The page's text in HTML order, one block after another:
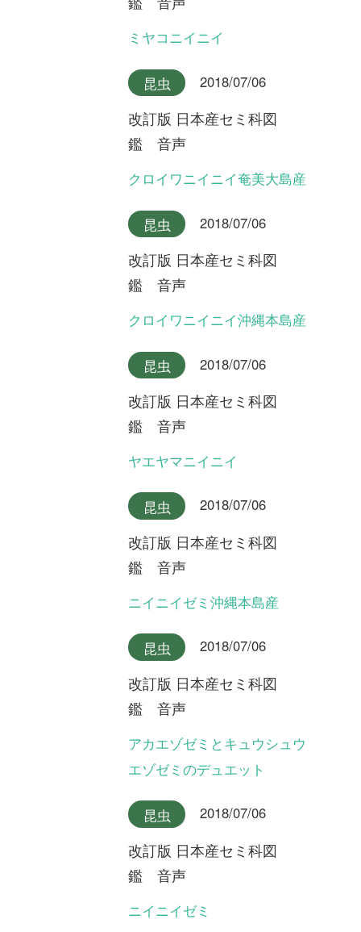
有料会員利用規約｜お問い合わせ
シーについて
ープ
Copyright ©2016 Yama-kei Publishers co.,Ltd.
An impress Group Company. All rights reserved.